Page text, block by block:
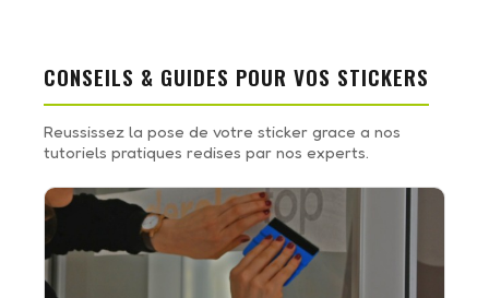
CONSEILS & GUIDES POUR VOS STICKERS
Reussissez la pose de votre sticker grace a nos
tutoriels pratiques redises par nos experts.